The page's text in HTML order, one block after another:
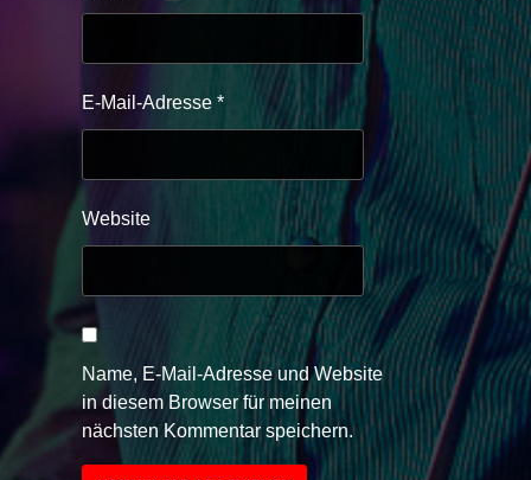
E-Mail-Adresse *
Website
Name, E-Mail-Adresse und Website
in diesem Browser für meinen
nächsten Kommentar speichern.